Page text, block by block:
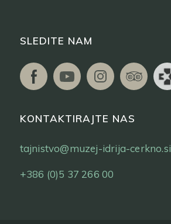
SLEDITE NAM
KONTAKTIRAJTE NAS
tajnistvo@muzej-idrija-cerkno.si
+386 (0)5 37 266 00